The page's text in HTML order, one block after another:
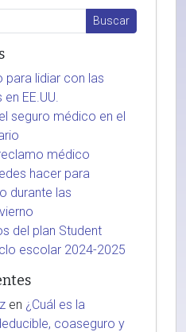
para lidiar con las
EE.UU.
seguro médico en el
médico
hacer para
durante las
del plan Student
escolar 2024-2025
en ¿Cuál es la
coaseguro y